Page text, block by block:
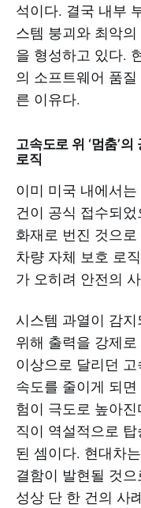
석이다. 결국 내부
스템 붕괴와 최악
을 형성하고 있다.
의 소프트웨어 품
른 이유다.
고속도로 위 ‘멈춤’
로직
이미 미국 내에서
건이 공식 접수되
화재로 번진 것으
차량 자체 보호 로
가 오히려 안전의
시스템 과열이 감
위해 출력을 강제
이상으로 달리던
속도를 줄이게 되
험이 극도로 높아
직이 역설적으로
된 셈이다. 현대차
결함이 발현될 것
성상 단 한 건의 사